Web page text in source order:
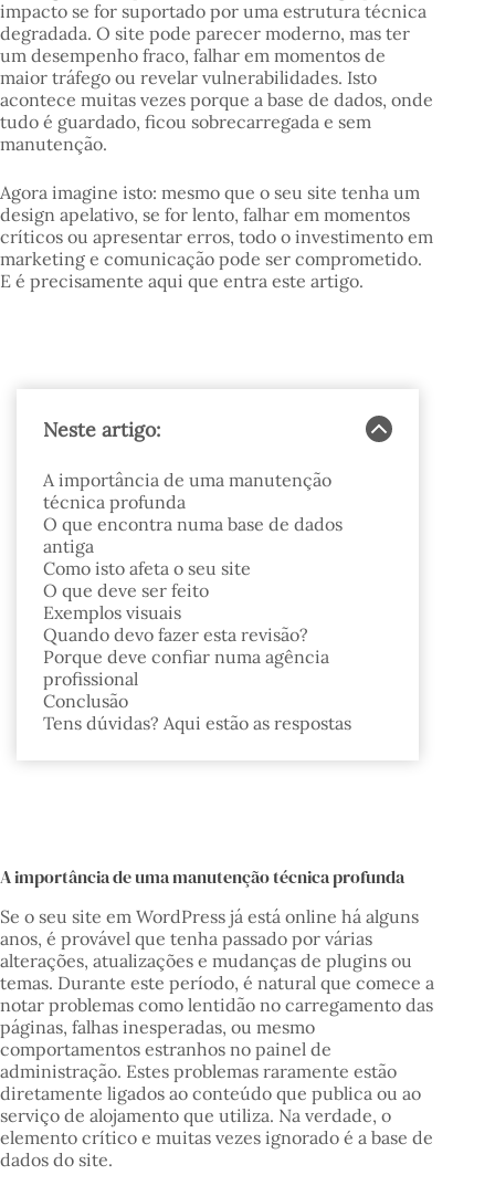
impacto se for suportado por uma estrutura técnica
degradada. O site pode parecer moderno, mas ter
um desempenho fraco, falhar em momentos de
maior tráfego ou revelar vulnerabilidades. Isto
acontece muitas vezes porque a base de dados, onde
tudo é guardado, ficou sobrecarregada e sem
manutenção.
Agora imagine isto: mesmo que o seu site tenha um
design apelativo, se for lento, falhar em momentos
críticos ou apresentar erros, todo o investimento em
marketing e comunicação pode ser comprometido.
E é precisamente aqui que entra este artigo.
Neste artigo:
A importância de uma manutenção
técnica profunda
O que encontra numa base de dados
antiga
Como isto afeta o seu site
O que deve ser feito
Exemplos visuais
Quando devo fazer esta revisão?
Porque deve confiar numa agência
profissional
Conclusão
Tens dúvidas? Aqui estão as respostas
A importância de uma manutenção técnica profunda
Se o seu site em WordPress já está online há alguns
anos, é provável que tenha passado por várias
alterações, atualizações e mudanças de plugins ou
temas. Durante este período, é natural que comece a
notar problemas como lentidão no carregamento das
páginas, falhas inesperadas, ou mesmo
comportamentos estranhos no painel de
administração. Estes problemas raramente estão
diretamente ligados ao conteúdo que publica ou ao
serviço de alojamento que utiliza. Na verdade, o
elemento crítico e muitas vezes ignorado é a base de
dados do site.